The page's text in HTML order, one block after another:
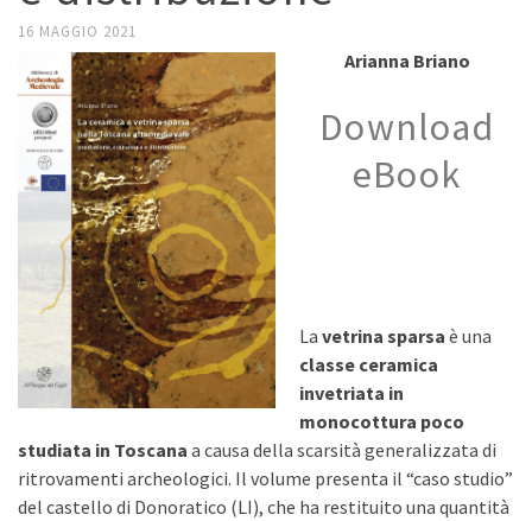
16 MAGGIO 2021
Arianna Briano
Download
eBook
La vetrina sparsa è una
classe ceramica
invetriata in
monocottura poco
studiata in Toscana a causa della scarsità generalizzata di
ritrovamenti archeologici. Il volume presenta il “caso studio”
del castello di Donoratico (LI), che ha restituito una quantità